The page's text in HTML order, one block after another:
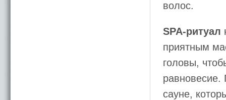
волос.
SPA-ритуал
приятным
головы,
сауне,